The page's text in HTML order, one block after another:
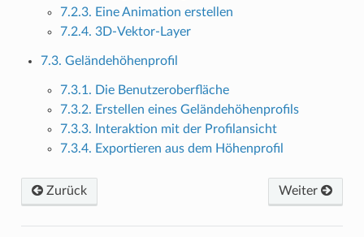
7.2.3. Eine Animation erstellen
7.2.4. 3D-Vektor-Layer
7.3. Geländehöhenprofil
7.3.1. Die Benutzeroberfläche
7.3.2. Erstellen eines Geländehöhenprofils
7.3.3. Interaktion mit der Profilansicht
7.3.4. Exportieren aus dem Höhenprofil
Zurück Weiter